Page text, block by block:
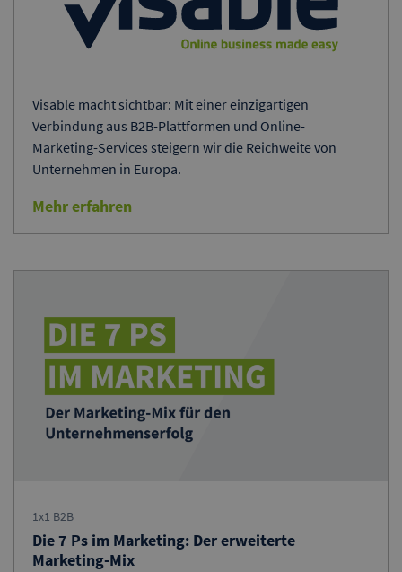
Visable macht sichtbar: Mit einer einzigartigen
Verbindung aus B2B-Plattformen und Online-
Marketing-Services steigern wir die Reichweite von
Unternehmen in Europa.
Mehr erfahren
1x1 B2B
Die 7 Ps im Marketing: Der erweiterte
Marketing-Mix